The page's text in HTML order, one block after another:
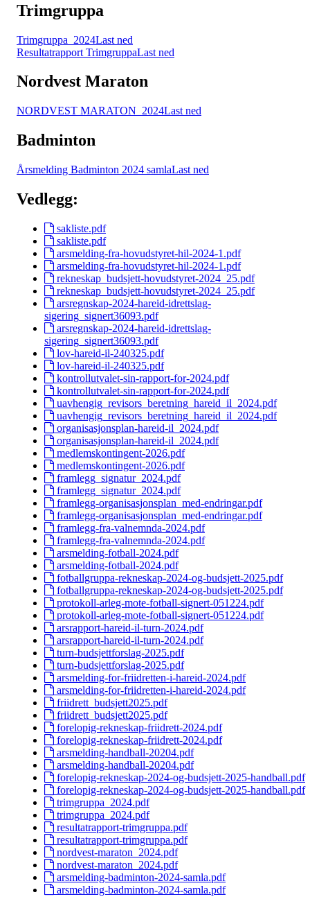
Trimgruppa
Trimgruppa_2024Last ned
Resultatrapport TrimgruppaLast ned
Nordvest Maraton
NORDVEST MARATON_2024Last ned
Badminton
Årsmelding Badminton 2024 samlaLast ned
Vedlegg:
sakliste.pdf
sakliste.pdf
arsmelding-fra-hovudstyret-hil-2024-1.pdf
arsmelding-fra-hovudstyret-hil-2024-1.pdf
rekneskap_budsjett-hovudstyret-2024_25.pdf
rekneskap_budsjett-hovudstyret-2024_25.pdf
arsregnskap-2024-hareid-idrettslag-
sigering_signert36093.pdf
arsregnskap-2024-hareid-idrettslag-
sigering_signert36093.pdf
lov-hareid-il-240325.pdf
lov-hareid-il-240325.pdf
kontrollutvalet-sin-rapport-for-2024.pdf
kontrollutvalet-sin-rapport-for-2024.pdf
uavhengig_revisors_beretning_hareid_il_2024.pdf
uavhengig_revisors_beretning_hareid_il_2024.pdf
organisasjonsplan-hareid-il_2024.pdf
organisasjonsplan-hareid-il_2024.pdf
medlemskontingent-2026.pdf
medlemskontingent-2026.pdf
framlegg_signatur_2024.pdf
framlegg_signatur_2024.pdf
framlegg-organisasjonsplan_med-endringar.pdf
framlegg-organisasjonsplan_med-endringar.pdf
framlegg-fra-valnemnda-2024.pdf
framlegg-fra-valnemnda-2024.pdf
arsmelding-fotball-2024.pdf
arsmelding-fotball-2024.pdf
fotballgruppa-rekneskap-2024-og-budsjett-2025.pdf
fotballgruppa-rekneskap-2024-og-budsjett-2025.pdf
protokoll-arleg-mote-fotball-signert-051224.pdf
protokoll-arleg-mote-fotball-signert-051224.pdf
arsrapport-hareid-il-turn-2024.pdf
arsrapport-hareid-il-turn-2024.pdf
turn-budsjettforslag-2025.pdf
turn-budsjettforslag-2025.pdf
arsmelding-for-friidretten-i-hareid-2024.pdf
arsmelding-for-friidretten-i-hareid-2024.pdf
friidrett_budsjett2025.pdf
friidrett_budsjett2025.pdf
forelopig-rekneskap-friidrett-2024.pdf
forelopig-rekneskap-friidrett-2024.pdf
arsmelding-handball-20204.pdf
arsmelding-handball-20204.pdf
forelopig-rekneskap-2024-og-budsjett-2025-handball.pdf
forelopig-rekneskap-2024-og-budsjett-2025-handball.pdf
trimgruppa_2024.pdf
trimgruppa_2024.pdf
resultatrapport-trimgruppa.pdf
resultatrapport-trimgruppa.pdf
nordvest-maraton_2024.pdf
nordvest-maraton_2024.pdf
arsmelding-badminton-2024-samla.pdf
arsmelding-badminton-2024-samla.pdf